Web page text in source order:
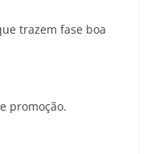
trazem fase boa
promoção.